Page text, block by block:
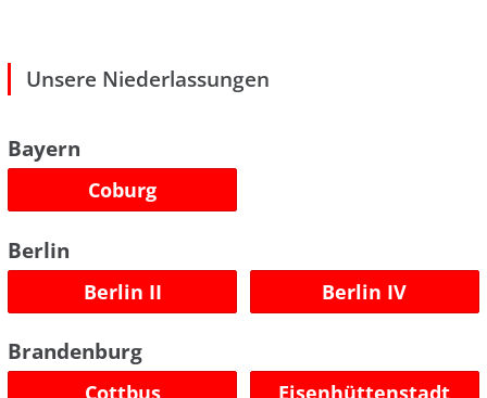
Unsere Niederlassungen
Bayern
Coburg
Berlin
Berlin II Berlin IV
Brandenburg